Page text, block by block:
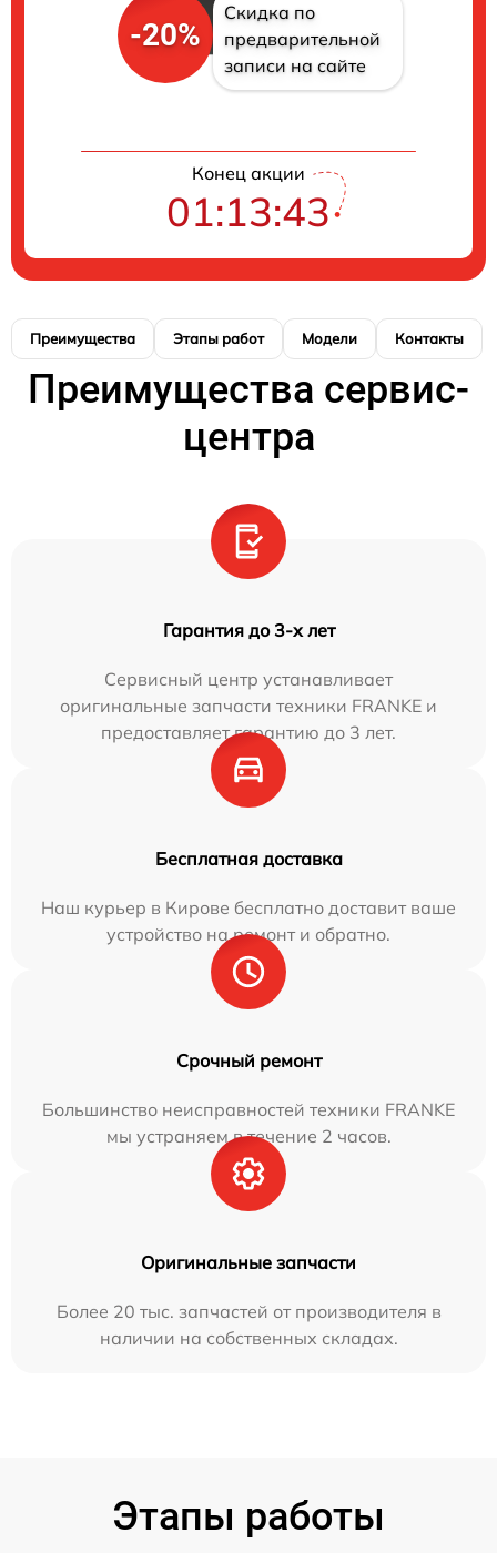
-20%
Скидка по
предварительной
записи на сайте
Конец акции
01:13:42
Преимущества Этапы работ Модели Контакты
Преимущества сервис-
центра
Гарантия до 3-х лет
Сервисный центр устанавливает
оригинальные запчасти техники FRANKE и
предоставляет гарантию до 3 лет.
Бесплатная доставка
Наш курьер в Кирове бесплатно доставит ваше
устройство на ремонт и обратно.
Срочный ремонт
Большинство неисправностей техники FRANKE
мы устраняем в течение 2 часов.
Оригинальные запчасти
Более 20 тыс. запчастей от производителя в
наличии на собственных складах.
Этапы работы